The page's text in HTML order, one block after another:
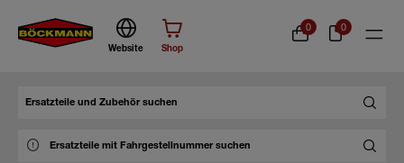
Website Shop
0 0